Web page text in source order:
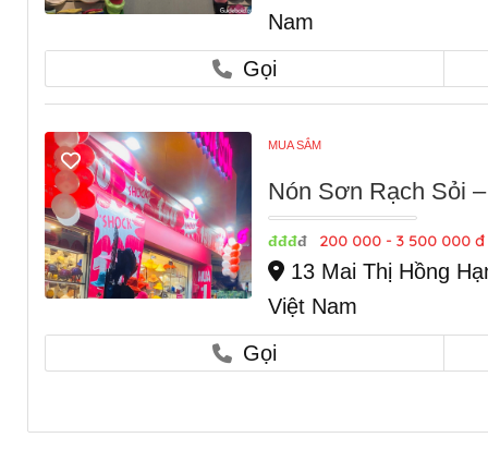
Nam
Gọi
MUA SẮM
Nón Sơn Rạch Sỏi
đđđđ 200 000 - 3 500 000 đ
13 Mai Thị Hồng
Việt Nam
Gọi